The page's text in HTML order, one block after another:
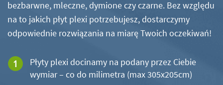
bezbarwne, mleczne, dymione czy czarne. Bez względu
na to jakich płyt plexi potrzebujesz, dostarczymy
odpowiednie rozwiązania na miarę Twoich oczekiwań!
Płyty plexi docinamy na podany przez Ciebie
wymiar – co do milimetra (max 305x205cm)